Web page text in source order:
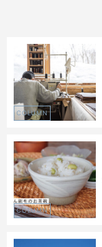
COLUMN
COLUMN